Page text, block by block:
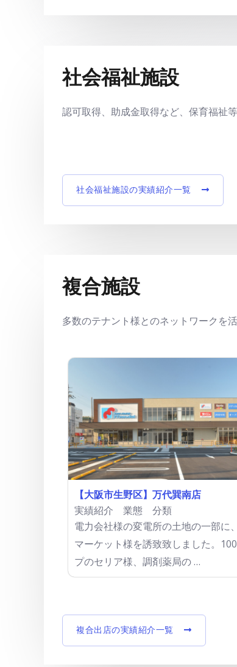
社会福祉施設
認可取得、助成金取得など、保育福祉
社会福祉施設の実績紹介一覧
複合施設
多数のテナント様とのネットワークを
【大阪市生野区】万代巽南店
実績紹介 業態 分類
電力会社様の変電所の土地の一部に
マーケット様を誘致致しました。
プのセリア様、調剤薬局の …
複合出店の実績紹介一覧